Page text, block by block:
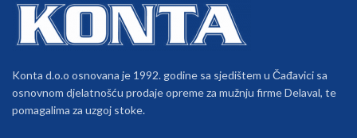
Konta d.o.o osnovana je 1992. godine sa sjedištem u Čađavici sa
osnovnom djelatnošću prodaje opreme za mužnju firme Delaval, te
pomagalima za uzgoj stoke.